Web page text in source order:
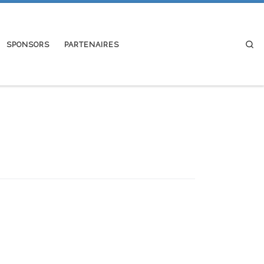
SPONSORS PARTENAIRES